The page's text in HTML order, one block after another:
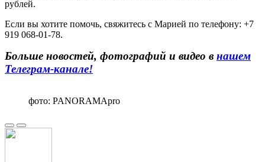
рублей.
Если вы хотите помочь, свяжитесь с Марией по телефону: +7
919 068-01-78.
Больше новостей, фотографий и видео в нашем
Телеграм-канале!
фото: PANORAMApro